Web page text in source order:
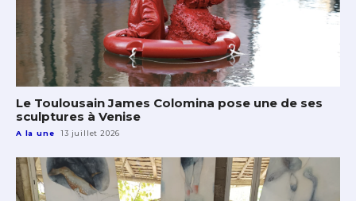
Le Toulousain James Colomina pose une de ses
sculptures à Venise
A la une 13 juillet 2026